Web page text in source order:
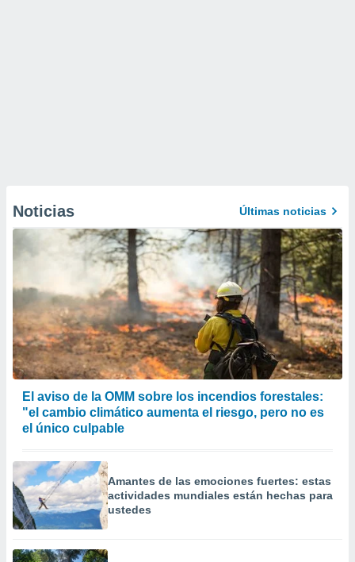
Noticias Últimas noticias
El aviso de la OMM sobre los incendios forestales:
"el cambio climático aumenta el riesgo, pero no es
el único culpable
Amantes de las emociones fuertes: estas
actividades mundiales están hechas para
ustedes